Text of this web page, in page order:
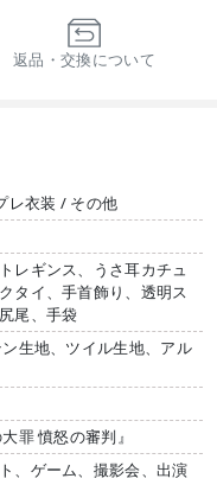
返品・交換について
レ衣装 / その他
レギンス、うさ耳カチュ
タイ、手首飾り、透明ス
尾、手袋
生地、ツイル生地、アル
罪 憤怒の審判』
、ゲーム、撮影会、出演